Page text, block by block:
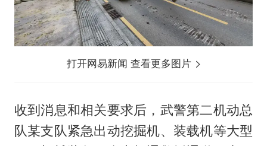
打开网易新闻 查看更多图片
收到消息和相关要求后，武警第二机动总
队某支队紧急出动挖掘机、装载机等大型